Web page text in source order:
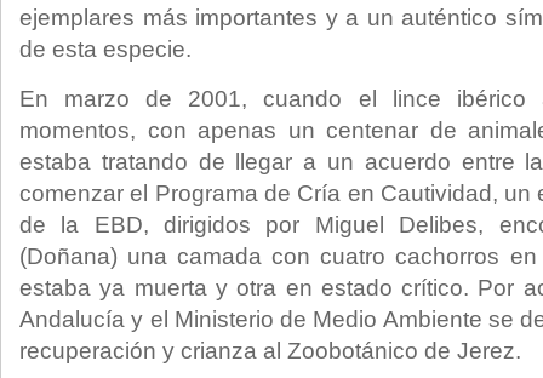
ejemplares más importantes y a un auténtico
de esta especie.
En marzo de 2001, cuando el lince ibérico
momentos, con apenas un centenar de
estaba tratando de llegar a un acuerdo entre
comenzar el Programa de Cría en Cautividad, un
de la EBD, dirigidos por Miguel Delibes,
(Doñana) una camada con cuatro cachorros
estaba ya muerta y otra en estado crítico. Por
Andalucía y el Ministerio de Medio Ambiente se
recuperación y crianza al Zoobotánico de Jerez.